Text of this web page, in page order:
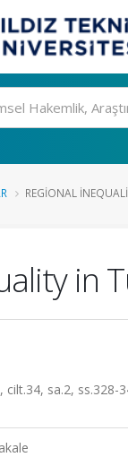
REGIONAL
in
cilt.34, sa.2, ss.328-